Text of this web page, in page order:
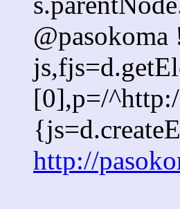
[0],p=/
http://